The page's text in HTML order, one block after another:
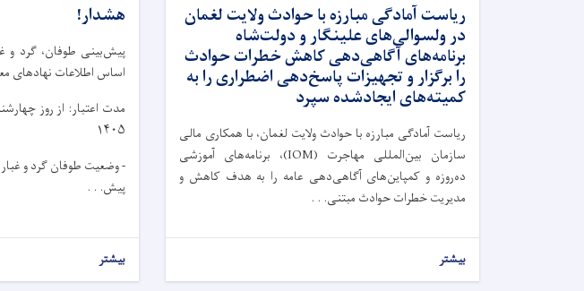
ریاست آمادگی مبارزه با حوادث ولایت لغمان
در ولسوالی‌های علینگار و دولت‌شاه
برنامه‌های آگاهی‌دهی کاهش خطرات حوادث
را برگزار و تجهیزات پاسخ‌دهی اضطراری را به
کمیته‌های ایجادشده سپرد
ریاست آمادگی مبارزه با حوادث ولایت لغمان، با همکاری مالی
سازمان بین‌المللی مهاجرت (IOM)، برنامه‌های آموزشی
ده‌روزه و کمپاین‌های آگاهی‌دهی عامه را به هدف کاهش و
مدیریت خطرات حوادث مبتنی. . .
بیشتر
هشدار!
پیش‌بینی طوفان، گرد و
اساس اطلاعات نهادهای
۱۴۰۵
- وضعیت طوفان گرد و غبار:
پیش. . .
بیشتر